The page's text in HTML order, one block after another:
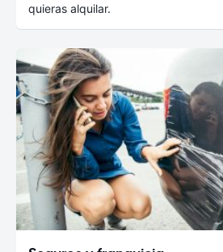
quieras alquilar.